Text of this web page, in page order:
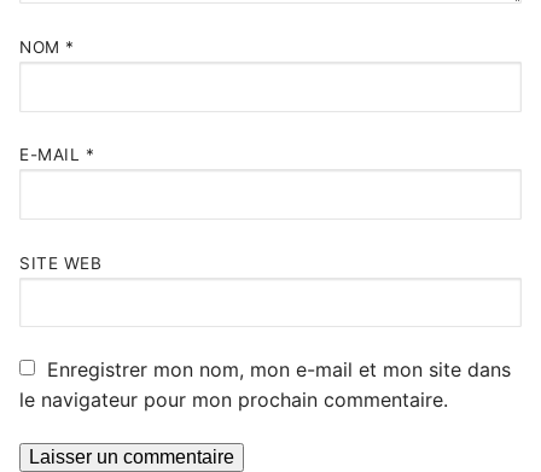
NOM *
E-MAIL *
SITE WEB
Enregistrer mon nom, mon e-mail et mon site dans
le navigateur pour mon prochain commentaire.